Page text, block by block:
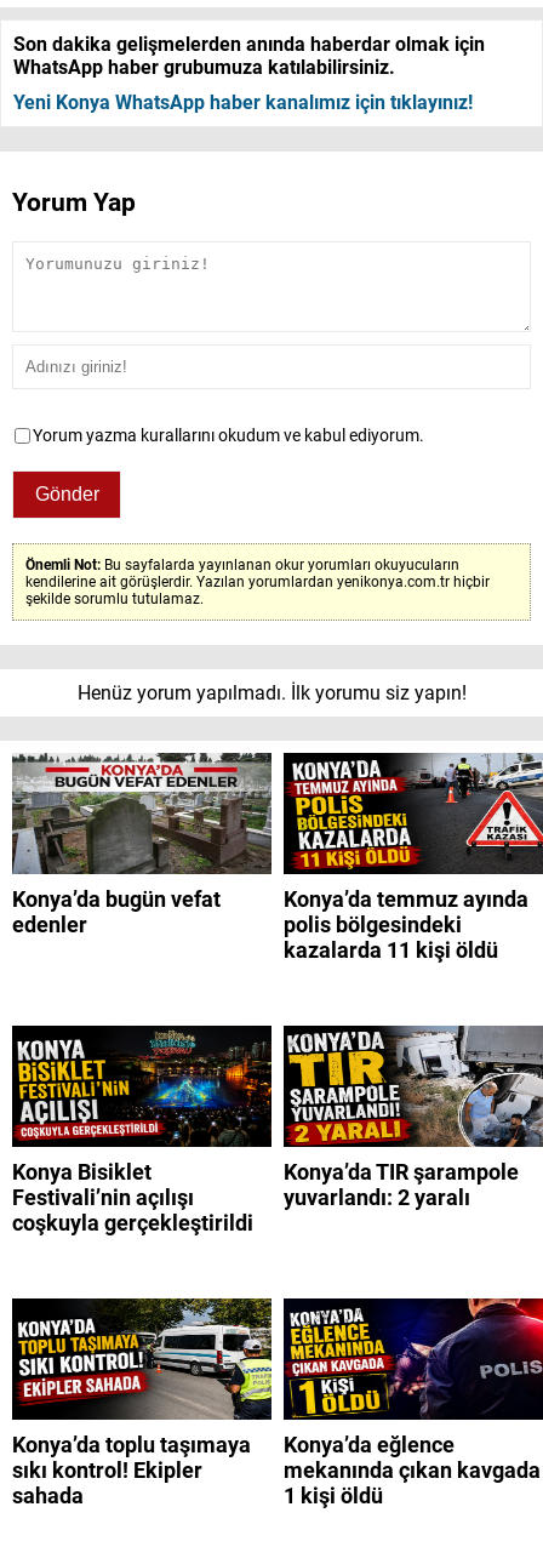
Son dakika gelişmelerden anında haberdar olmak için
WhatsApp haber grubumuza katılabilirsiniz.
Yeni Konya WhatsApp haber kanalımız için tıklayınız!
Yorum Yap
Yorum yazma kurallarını okudum ve kabul ediyorum.
Önemli Not: Bu sayfalarda yayınlanan okur yorumları okuyucuların
kendilerine ait görüşlerdir. Yazılan yorumlardan yenikonya.com.tr hiçbir
şekilde sorumlu tutulamaz.
Henüz yorum yapılmadı. İlk yorumu siz yapın!
Konya’da bugün vefat
edenler
Konya’da temmuz ayında
polis bölgesindeki
kazalarda 11 kişi öldü
Konya Bisiklet
Festivali’nin açılışı
coşkuyla gerçekleştirildi
Konya’da TIR şarampole
yuvarlandı: 2 yaralı
Konya’da toplu taşımaya
sıkı kontrol! Ekipler
sahada
Konya’da eğlence
mekanında çıkan kavgada
1 kişi öldü